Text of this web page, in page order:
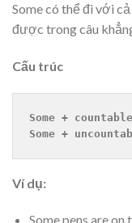
Some có thể đi với
được trong câu
Cấu trúc
Some +
Some +
Ví dụ:
Some pens are on